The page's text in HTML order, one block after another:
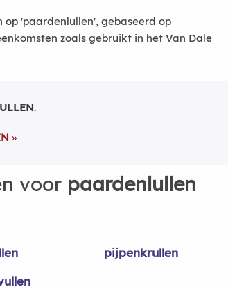
'paardenlullen', gebaseerd op
zoals gebruikt in het Van Dale
.
voor paardenlullen
pijpenkrullen